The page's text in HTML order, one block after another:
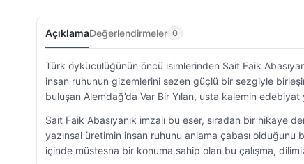
AçıklamaDeğerlendirmeler 0
Türk öykücülüğünün öncü isimlerinden Sait Faik
insan ruhunun gizemlerini sezen güçlü bir sezgiyle
buluşan Alemdağ’da Var Bir Yılan, usta kalemin
Sait Faik Abasıyanık imzalı bu eser, sıradan bir hikaye
yazınsal üretimin insan ruhunu anlama çabası
içinde müstesna bir konuma sahip olan bu çalışma,